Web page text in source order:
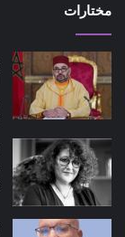
مختارات